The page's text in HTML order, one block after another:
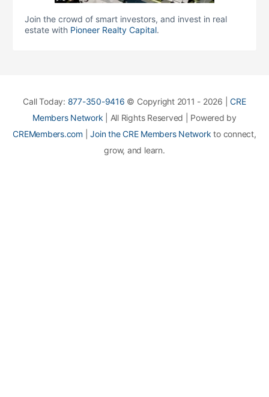
Join the crowd of smart investors, and invest in real
estate with Pioneer Realty Capital.
Call Today: 877-350-9416 © Copyright 2011 - 2026 |CRE
Members Network | All Rights Reserved | Powered by
CREMembers.com |Join the CRE Members Network to connect,
grow, and learn.